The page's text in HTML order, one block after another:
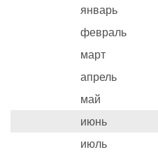
январь
февраль
март
апрель
май
июнь
июль